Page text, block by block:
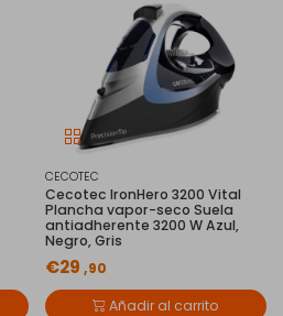
CECOTEC
Cecotec IronHero 3200 Vital
Plancha vapor-seco Suela
antiadherente 3200 W Azul,
Negro, Gris
€29 ,90
Añadir al carrito